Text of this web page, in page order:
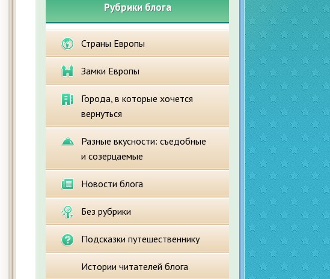
Рубрики блога
Страны Европы
Замки Европы
Города, в которые хочется
вернуться
Разные вкусности: съедобные
и созерцаемые
Новости блога
Без рубрики
Подсказки путешественнику
Истории читателей блога